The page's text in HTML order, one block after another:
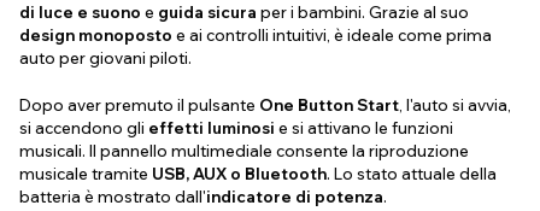
di luce e suono e guida sicura per i bambini. Grazie al suo
design monoposto e ai controlli intuitivi, è ideale come prima
auto per giovani piloti.
Dopo aver premuto il pulsante One Button Start , l'auto si avvia,
si accendono gli effetti luminosi e si attivano le funzioni
musicali. Il pannello multimediale consente la riproduzione
musicale tramite USB, AUX o Bluetooth. Lo stato attuale della
batteria è mostrato dall'indicatore di potenza.